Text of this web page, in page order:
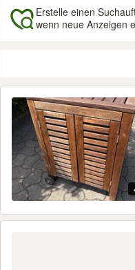
Erstelle einen
wenn neue Anzeigen
Ergebnisse